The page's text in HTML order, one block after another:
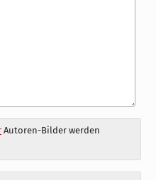
Autoren-Bilder werden